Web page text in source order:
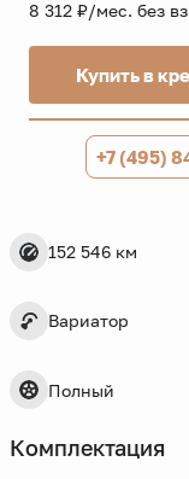
152 546 км
Вариатор
Полный
8 312 ₽/мес. без
Купить в
+7 (495)
Комплектация